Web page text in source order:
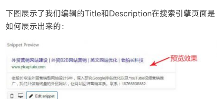
下图展示了我们编辑的Title和Description在搜索引擎页面是
如何展示出来的：